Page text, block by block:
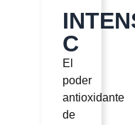
C
El
poder
antioxidante
de